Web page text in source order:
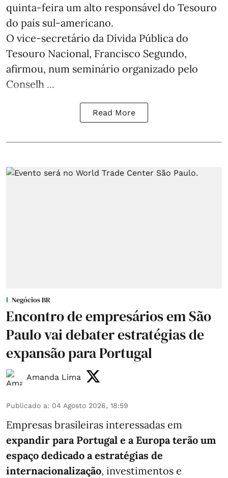
quinta-feira um alto responsável do Tesouro
do país sul-americano.
O vice-secretário da Dívida Pública do
Tesouro Nacional, Francisco Segundo,
afirmou, num seminário organizado pelo
Conselh ...
Read More
Negócios BR
Encontro de empresários em São
Paulo vai debater estratégias de
expansão para Portugal
Amanda Lima
Publicado a: 04 Agosto 2026, 18:59
Empresas brasileiras interessadas em
expandir para Portugal e a Europa terão um
espaço dedicado a estratégias de
internacionalização, investimentos e